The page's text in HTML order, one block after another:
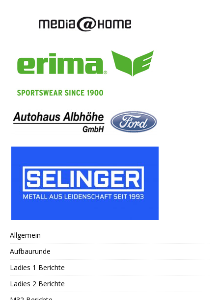
Allgemein
Aufbaurunde
Ladies 1 Berichte
Ladies 2 Berichte